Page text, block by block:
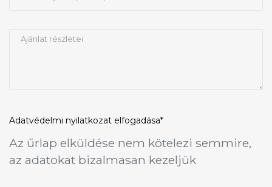
Adatvédelmi nyilatkozat elfogadása*
Az űrlap elküldése nem kötelezi semmire,
az adatokat bizalmasan kezeljük